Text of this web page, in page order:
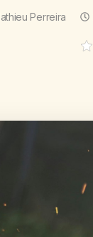
Perreira